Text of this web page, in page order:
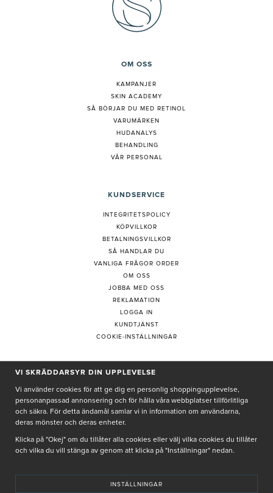
OM OSS
KAMPANJER
SKIN ACADEMY
SÅ BÖRJAR DU MED RETINOL
VARUMÄRKEN
HUDANALYS
BEHANDLING
VÅR PERSONAL
KUNDSERVICE
INTEGRITETSPOLICY
KÖPVILLKOR
BETALNINGSVILLKOR
SÅ HANDLAR DU
VANLIGA FRÅGOR ORDER
OM OSS
JOBBA MED OSS
REKLAMATION
LOGGA IN
KUNDTJÄNST
COOKIE-INSTÄLLNINGAR
PRENUMERERA PÅ NYHETSBREV
Genom att ge min e-post, accepterar jag Seth och Sallyintegritetspolicy
De uppgifter du matar in kommer endast användas till våra nyhetsbrev.
VI SKRÄDDARSYR DIN UPPLEVELSE
Vi använder cookies för att ge dig en personlig shoppingupplevelse,
personanpassad annonsering och för hålla våra webbplatser tillförlitliga
och säkra. För detta ändamål samlar vi in information om användarna,
deras mönster och deras enheter.
Klicka på "Okej" om du tillåter alla cookies eller välj vilka cookies du tillåter
och vilka du vill stänga av genom att klicka på "Inställningar" nedan.
INSTÄLLNINGAR